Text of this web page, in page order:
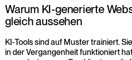
Warum KI-generierte
gleich aussehen
KI-Tools sind auf Muster trainiert.
in der Vergangenheit funktioniert